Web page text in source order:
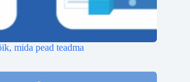
mida pead teadma